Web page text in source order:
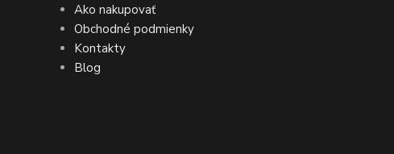
Ako nakupovať
Obchodné podmienky
Kontakty
Blog